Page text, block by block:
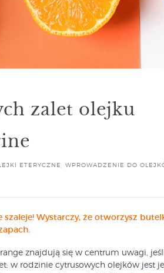
zalet olejku
ETERYCZNE
WPROWADZENIE DO
Wystarczy, że otworzysz
znajdują się w centrum uwagi,
w rodzinie cytrusowych olejków jest